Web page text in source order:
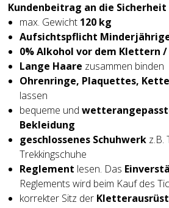
Kundenbeitrag an die Sicherheit
max. Gewicht 120 kg
Aufsichtspflicht
0% Alkohol vor dem Klettern /
Lange Haare zusammen binden
Ohrenringe, Plaquettes,
lassen
bequeme und
Bekleidung
geschlossenes Schuhwerkz.B.
Trekkingschuhe
Reglement lesen. Das
Reglements wird beim Kauf des
korrekter Sitz der